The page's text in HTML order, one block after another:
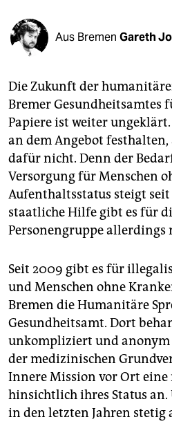
fragen & hilfe
abo
genossenschaft
epaper login
Aus Bremen Gareth
Die Zukunft der
Bremer Gesundheitsamtes
Papiere ist weiter
an dem Angebot
dafür nicht. Denn der
Versorgung für Menschen
Aufenthaltsstatus steigt
staatliche Hilfe gibt es für
Personengruppe allerdings
Seit 2009 gibt es für
und Menschen ohne
Bremen die Humanitäre
Gesundheitsamt. Dort
unkompliziert und anonym
der medizinischen
Innere Mission vor Ort eine
hinsichtlich ihres Status an.
in den letzten Jahren stetig